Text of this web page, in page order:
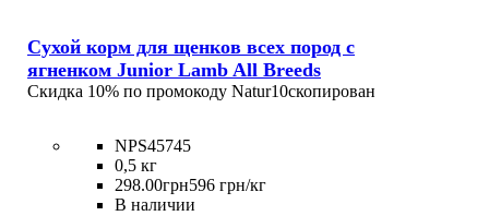
Сухой корм для щенков всех пород с
ягненком Junior Lamb All Breeds
Скидка 10% по промокоду Natur10скопирован
NPS45745
0,5 кг
298.00грн596 грн/кг
В наличии